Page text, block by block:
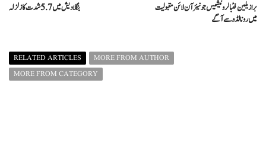
بنگلادیش میں 5.7 شدت کازلزلہ
برازیلین فٹبالر ونیشیس جونیئر آن لائن مقبولیت
میں رونالڈو سے آگے
RELATED ARTICLES
MORE FROM AUTHOR
MORE FROM CATEGORY